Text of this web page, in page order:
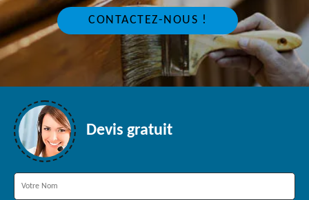
CONTACTEZ-NOUS !
Devis gratuit